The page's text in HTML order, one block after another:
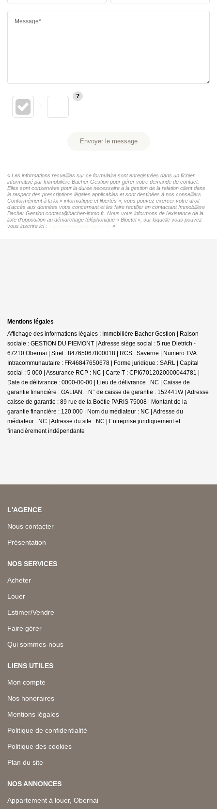
Message*
Envoyer le message
« Les informations recueillies sur ce formulaire sont enregistrées dans un fichier
informatisé par Immobilière Bacher Gestion pour gérer votre demande de contact.
Elles sont conservées pour la durée nécessaire à la gestion de la relation client dans
le respect des prescriptions légales applicables et sont destinées à nos conseillers
Conformément à la loi « informatique et libertés », vous pouvez exercer votre droit
d'accès aux données vous concernant et les faire rectifier en contactant Immobilière
Bacher Gestion contact@bacher-immo.fr. Nous vous informons de l'existence de la
liste d'opposition au démarchage téléphonique « Bloctel », sur laquelle vous pouvez
vous inscrire ici :
»
Mentions légales
Affichage des informations légales : Immobilière Bacher Gestion | Raison
sociale : GESTION DU PIEMONT | Adresse siège social : 5 rue Dietrich -
67210 Obernai | Siret : 84765067800018 | RCS : Saverne | Numero TVA
Intracommunautaire : FR46847650678 | Forme juridique : SARL | Capital
social : 5 000 | Assurance RCP : NC | Carte T : CPI67012020000044781 |
Date de délivrance : 0000-00-00 | Lieu de délivrance : NC | Caisse de
garantie financière : GALIAN. | N° de caisse de garantie : 152441W | Adresse
caisse de garantie : 89 rue de la Boétie PARIS 75008 | Montant de la
garantie financière : 120 000 | Nom du médiateur : NC | Adresse du
médiateur : NC | Adresse du site : NC | Entreprise juridiquement et
financièrement indépendante
L'AGENCE
Nous contacter
Présentation
NOS SERVICES
Acheter
Louer
Estimer/Vendre
Faire gérer
Qui sommes-nous
LIENS UTILES
Mon compte
Nos honoraires
Mentions légales
Politique de confidentialité
Politique des cookies
Plan du site
NOS ANNONCES
Appartement à louer, Obernai